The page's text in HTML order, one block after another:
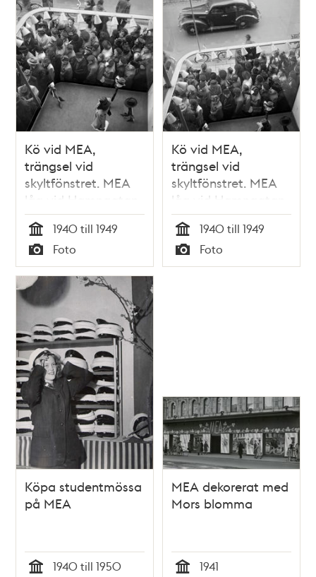
Kö vid MEA,
trängsel vid
skyltfönstret. MEA
låg vid Hamngatan
3 mellan 1883 och
1985
Tid
1940 till 1949
Typ
Foto
Kö vid MEA,
trängsel vid
skyltfönstret. MEA
låg vid Hamngatan
3 mellan 1883 och
1985
Tid
1940 till 1949
Typ
Foto
Köpa studentmössa
på MEA
1940 till 1950
MEA dekorerat med
Mors blomma
1941